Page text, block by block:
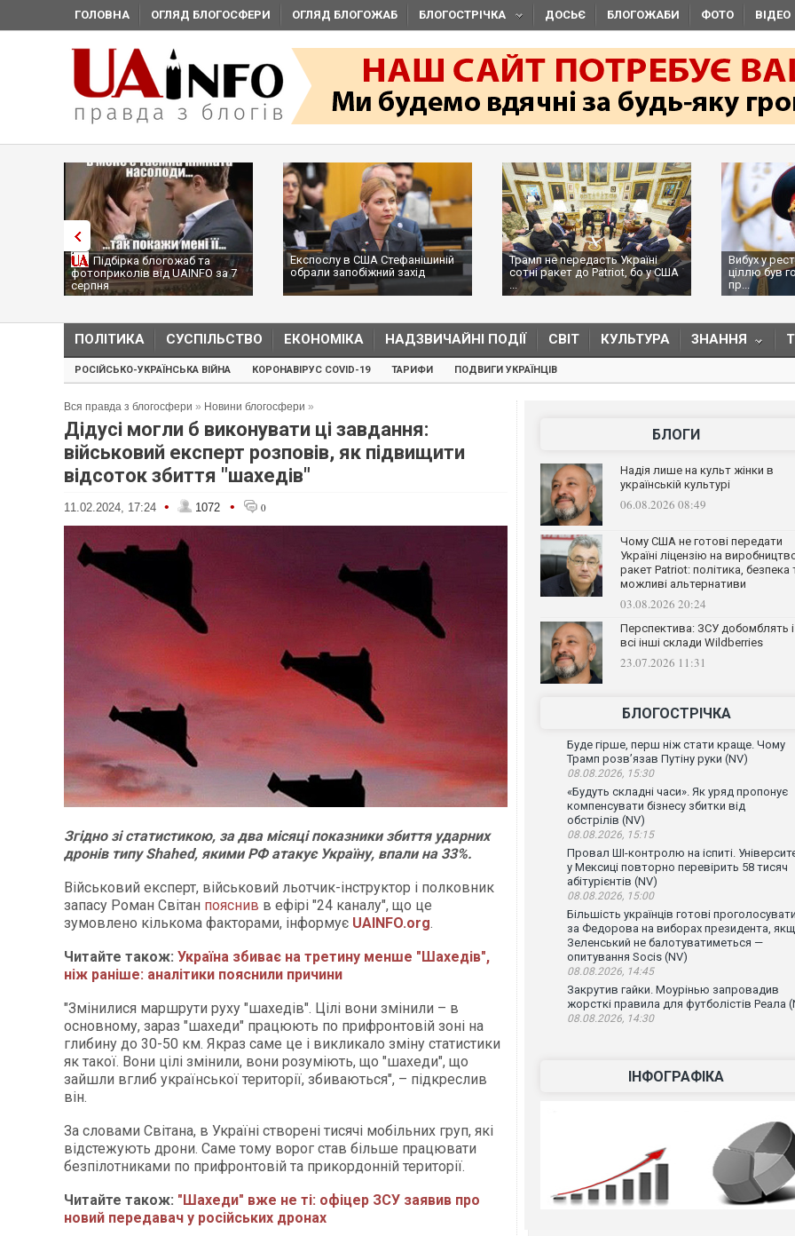
ГОЛОВНА ОГЛЯД БЛОГОСФЕРИ ОГЛЯД БЛОГОЖАБ БЛОГОСТРІЧКА ДОСЬЄ БЛОГОЖАБИ ФОТО ВІДЕО
Підбірка блогожаб та
фотоприколів від UAINFO за 7
серпня
Експослу в США Стефанішиній
обрали запобіжний захід
Трамп не передасть Україні
сотні ракет до Patriot, бо у США
...
Вибух у
ціллю був
пр...
ПОЛІТИКА СУСПІЛЬСТВО ЕКОНОМІКА НАДЗВИЧАЙНІ ПОДІЇ СВІТ КУЛЬТУРА ЗНАННЯ
РОСІЙСЬКО-УКРАЇНСЬКА ВІЙНА КОРОНАВІРУС COVID-19 ТАРИФИ ПОДВИГИ УКРАЇНЦІВ
Вся правда з блогосфери » Новини блогосфери »
Дідусі могли б виконувати ці завдання:
військовий експерт розповів, як підвищити
відсоток збиття "шахедів"
11.02.2024, 17:24 • 1072 • 0
Згідно зі статистикою, за два місяці показники збиття ударних
дронів типу Shahed, якими РФ атакує Україну, впали на 33%.
Військовий експерт, військовий льотчик-інструктор і полковник
запасу Роман Світан пояснив в ефірі "24 каналу", що це
зумовлено кількома факторами, інформує UAINFO.org.
Читайте також: Україна збиває на третину менше "Шахедів",
ніж раніше: аналітики пояснили причини
"Змінилися маршрути руху "шахедів". Цілі вони змінили – в
основному, зараз "шахеди" працюють по прифронтовій зоні на
глибину до 30-50 км. Якраз саме це і викликало зміну статистики
як такої. Вони цілі змінили, вони розуміють, що "шахеди", що
зайшли вглиб української території, збиваються", – підкреслив
він.
За словами Світана, в Україні створені тисячі мобільних груп, які
відстежують дрони. Саме тому ворог став більше працювати
безпілотниками по прифронтовій та прикордонній території.
Читайте також: "Шахеди" вже не ті: офіцер ЗСУ заявив про
новий передавач у російських дронах
БЛОГИ
Надія лише на культ жінки в
українській культурі
06.08.2026 08:49
Чому США не готові передати
Україні ліцензію на
ракет Patriot: політика, безпека
можливі альтернативи
03.08.2026 20:24
Перспектива: ЗСУ добомблять і
всі інші склади Wildberries
23.07.2026 11:31
БЛОГОСТРІЧКА
Буде гірше, перш ніж стати краще. Чому
Трамп розв’язав Путіну руки (NV)
08.08.2026, 15:30
«Будуть складні часи». Як уряд пропонує
компенсувати бізнесу збитки від
обстрілів (NV)
08.08.2026, 15:15
Провал ШІ-контролю на іспиті.
у Мексиці повторно перевірить 58 тисяч
абітурієнтів (NV)
08.08.2026, 15:00
Більшість українців готові проголосувати
за Федорова на виборах президента,
Зеленський не балотуватиметься —
опитування Socis (NV)
08.08.2026, 14:45
Закрутив гайки. Моурінью запровадив
жорсткі правила для футболістів Реала
08.08.2026, 14:30
ІНФОГРАФІКА